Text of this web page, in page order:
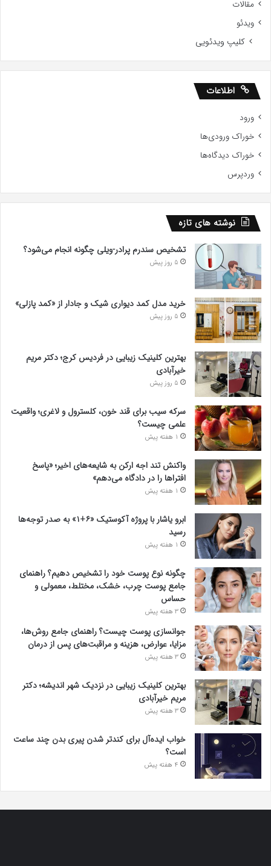
مقالات
ویدئو
کلیپ ویدئویی
اطلاعات
ورود
خوراک ورودی‌ها
خوراک دیدگاه‌ها
وردپرس
نوشته های تازه
تشخیص سندرم پرادر-ویلی چگونه انجام می‌شود؟
5 روز پیش
خرید مدل کمد دیواری شیک و جادار از «کمد پازلی»
5 روز پیش
بهترین کلینیک زیبایی در فردیس کرج؛ دکتر مریم
خیرآبادی
5 روز پیش
سرکه سیب برای قند خون، کلسترول و لاغری؛ واقعیت
علمی چیست؟
1 هفته پیش
واکنش تند اجه ارکن به شایعه‌های اخیر؛ «پاسخ
افتراها را در دادگاه می‌دهم»
1 هفته پیش
ابرو یاشار با پروژه آکوستیک «۶+۱» به صدر توجه‌ها
رسید
1 هفته پیش
چگونه نوع پوست خود را تشخیص دهیم؟ راهنمای
جامع پوست چرب، خشک، مختلط، معمولی و
حساس
3 هفته پیش
جوانسازی پوست چیست؟ راهنمای جامع روش‌ها،
مزایا، عوارض، هزینه و مراقبت‌های پس از درمان
3 هفته پیش
بهترین کلینیک زیبایی در نزدیک شهر اندیشه؛ دکتر
مریم خیرآبادی
3 هفته پیش
خواب ایده‌آل برای کندتر شدن پیری بدن چند ساعت
است؟
4 هفته پیش